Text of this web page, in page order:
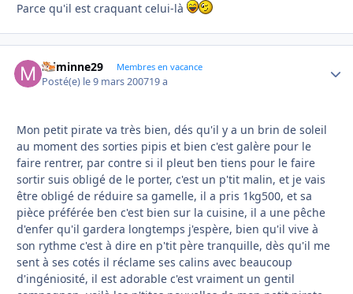
Parce qu'il est craquant celui-là
miminne29 Membres en vacance
Posté(e) le 9 mars 200719 a
Mon petit pirate va très bien, dés qu'il y a un brin de soleil
au moment des sorties pipis et bien c'est galère pour le
faire rentrer, par contre si il pleut ben tiens pour le faire
sortir suis obligé de le porter, c'est un p'tit malin, et je vais
être obligé de réduire sa gamelle, il a pris 1kg500, et sa
pièce préférée ben c'est bien sur la cuisine, il a une pêche
d'enfer qu'il gardera longtemps j'espère, bien qu'il vive à
son rythme c'est à dire en p'tit père tranquille, dès qu'il me
sent à ses cotés il réclame ses calins avec beaucoup
d'ingéniosité, il est adorable c'est vraiment un gentil